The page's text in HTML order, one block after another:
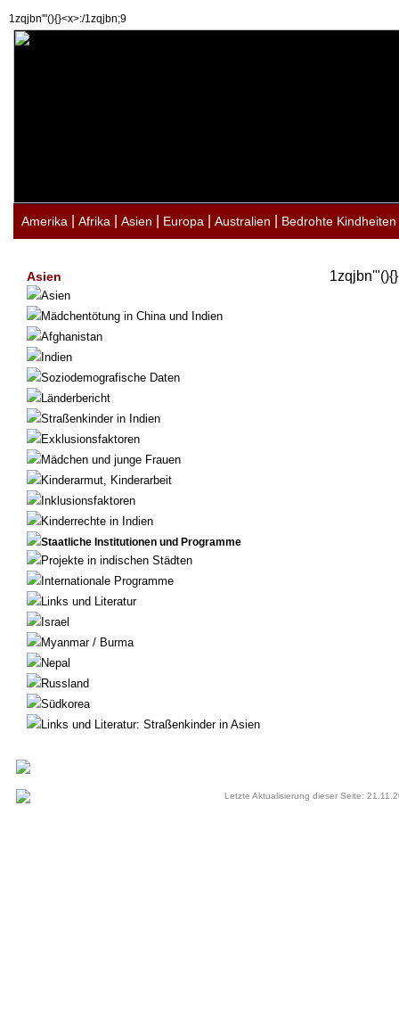
1zqjbn'"(){}<x>:/1zqjbn;9
Amerika Afrika Asien Europa Australien Bedrohte Kindheiten
Asien
Asien
Mädchentötung in China und Indien
Afghanistan
Indien
Soziodemografische Daten
Länderbericht
Straßenkinder in Indien
Exklusionsfaktoren
Mädchen und junge Frauen
Kinderarmut, Kinderarbeit
Inklusionsfaktoren
Kinderrechte in Indien
Staatliche Institutionen und Programme
Projekte in indischen Städten
Internationale Programme
Links und Literatur
Israel
Myanmar / Burma
Nepal
Russland
Südkorea
Links und Literatur: Straßenkinder in Asien
Letzte Aktualisierung dieser Seite: